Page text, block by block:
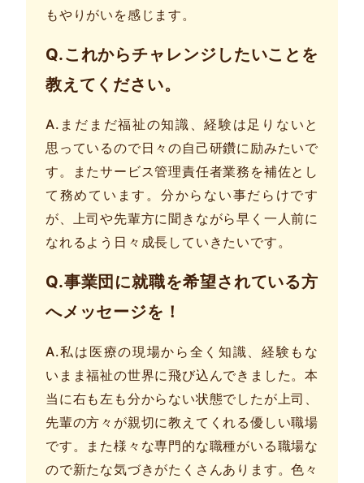
もやりがいを感じます。
Q.これからチャレンジしたいことを
教えてください。
A.まだまだ福祉の知識、経験は足りないと
思っているので日々の自己研鑽に励みたいで
す。またサービス管理責任者業務を補佐とし
て務めています。分からない事だらけです
が、上司や先輩方に聞きながら早く一人前に
なれるよう日々成長していきたいです。
Q.事業団に就職を希望されている方
へメッセージを！
A.私は医療の現場から全く知識、経験もな
いまま福祉の世界に飛び込んできました。本
当に右も左も分からない状態でしたが上司、
先輩の方々が親切に教えてくれる優しい職場
です。また様々な専門的な職種がいる職場な
ので新たな気づきがたくさんあります。色々